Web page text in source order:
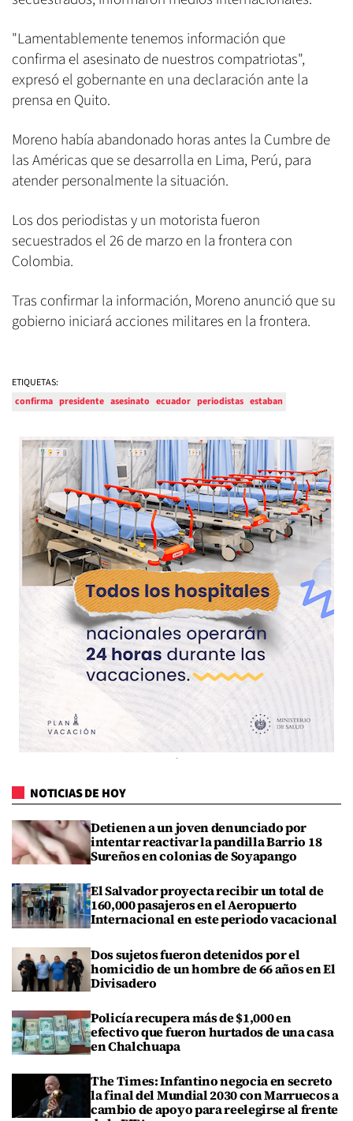
"Lamentablemente tenemos información que
confirma el asesinato de nuestros compatriotas",
expresó el gobernante en una declaración ante la
prensa en Quito.
Moreno había abandonado horas antes la Cumbre de
las Américas que se desarrolla en Lima, Perú, para
atender personalmente la situación.
Los dos periodistas y un motorista fueron
secuestrados el 26 de marzo en la frontera con
Colombia.
Tras confirmar la información, Moreno anunció que su
gobierno iniciará acciones militares en la frontera.
ETIQUETAS:
confirma presidente asesinato ecuador periodistas estaban
NOTICIAS DE HOY
Detienen a un joven denunciado por
intentar reactivar la pandilla Barrio 18
Sureños en colonias de Soyapango
El Salvador proyecta recibir un total de
160,000 pasajeros en el Aeropuerto
Internacional en este periodo vacacional
Dos sujetos fueron detenidos por el
homicidio de un hombre de 66 años en El
Divisadero
Policía recupera más de $1,000 en
efectivo que fueron hurtados de una casa
en Chalchuapa
The Times: Infantino negocia en secreto
la final del Mundial 2030 con Marruecos a
cambio de apoyo para reelegirse al frente